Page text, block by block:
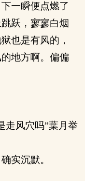
一瞬便点燃了
跃，寥寥白烟
也是有风的，
地方啊。偏偏
走风穴吗”葉月举
实沉默。